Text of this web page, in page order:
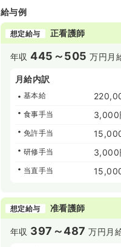
給与例
想定給与 正看護師
年収445～505 万円 月
月給内訳
基本給
食事手当 3,000
免許手当
研修手当 3,000
当直手当
想定給与 准看護師
年収 397～487 万円 月